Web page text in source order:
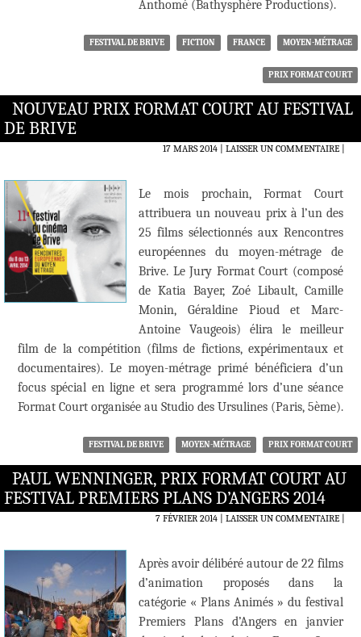
Anthomé (Bathysphère Productions).
FESTIVAL DE BRIVE FICTION FRANCE MOYEN-MÉTRAGE
PRIX FORMAT COURT
NOUVEAU PRIX FORMAT COURT AU FESTIVAL
DE BRIVE
17 MARS 2014 LAISSER UN COMMENTAIRE|
Le mois prochain, Format Court
attribuera un nouveau prix à l’un des
25 films sélectionnés aux Rencontres
européennes du moyen-métrage de
Brive. Le Jury Format Court (composé
de Katia Bayer, Zoé Libault, Camille
Monin, Géraldine Pioud et Marc-
Antoine Vaugeois) élira le meilleur
film de la compétition (films de fictions, expérimentaux et
documentaires). Le moyen-métrage primé bénéficiera d’un
focus spécial en ligne et sera programmé lors d’une séance
Format Court organisée au Studio des Ursulines (Paris, 5ème).
FESTIVAL DE BRIVE MOYEN-MÉTRAGE PRIX FORMAT COURT
PAUL WENNINGER, PRIX FORMAT COURT AU
FESTIVAL PREMIERS PLANS D’ANGERS 2014
7 FÉVRIER 2014 LAISSER UN COMMENTAIRE|
Après avoir délibéré autour de 22 films
d’animation proposés dans la
catégorie « Plans Animés » du festival
Premiers Plans d’Angers en janvier